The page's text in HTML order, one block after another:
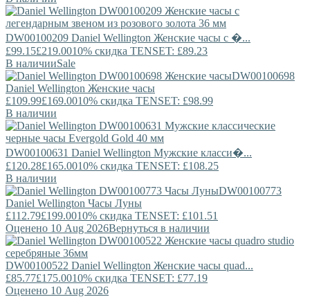
DW00100209 Daniel Wellington Женские часы с �...
£99.15£219.0010% скидка TENSET: £89.23
В наличииSale
DW00100698
Daniel Wellington Женские часы
£109.99£169.0010% скидка TENSET: £98.99
В наличии
DW00100631 Daniel Wellington Мужские класси�...
£120.28£165.0010% скидка TENSET: £108.25
В наличии
DW00100773
Daniel Wellington Часы Луны
£112.79£199.0010% скидка TENSET: £101.51
Оценено 10 Aug 2026Вернуться в наличии
DW00100522 Daniel Wellington Женские часы quad...
£85.77£175.0010% скидка TENSET: £77.19
Оценено 10 Aug 2026